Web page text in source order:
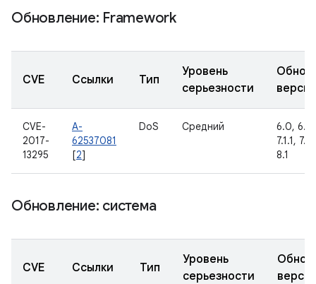
Обновление: Framework
CVE Ссылки Тип
Уровень
серьезности
CVE-
2017-
13295
A-
62537081
[2]
DoS Средний
6.0,
7.1.1,
8.1
Обновление: система
CVE Ссылки Тип
Уровень
серьезности